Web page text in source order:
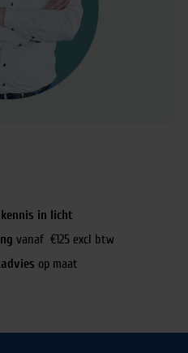
in licht
vanaf €125 excl btw
op maat